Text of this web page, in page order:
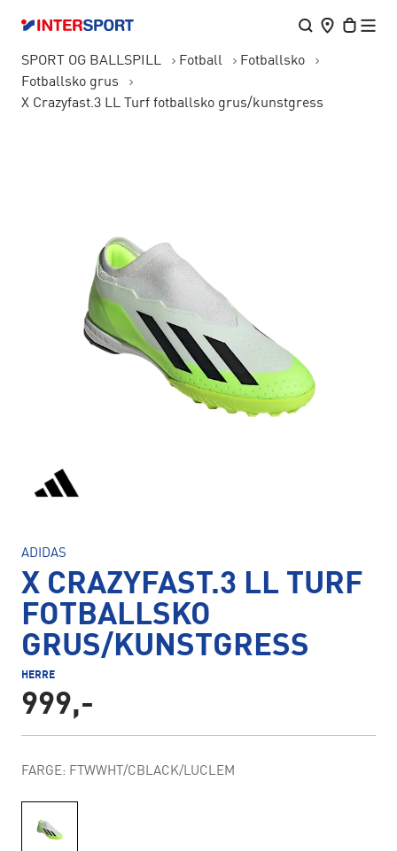
SPORT OG BALLSPILL Fotball
Fotballsko
Fotballsko grus
X Crazyfast.3 LL Turf fotballsko grus/kunstgress
ADIDAS
X CRAZYFAST.3 LL TURF
FOTBALLSKO
GRUS/KUNSTGRESS
HERRE
999,-
FARGE: FTWWHT/CBLACK/LUCLEM